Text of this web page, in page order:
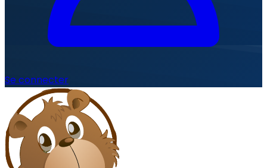
Se connecter